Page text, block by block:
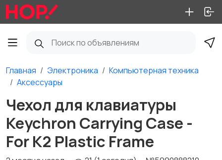
Главная Электроника
Компьютерная техника
Аксессуары
Чехол для клавиатуры
Keychron Carrying Case -
For K2 Plastic Frame